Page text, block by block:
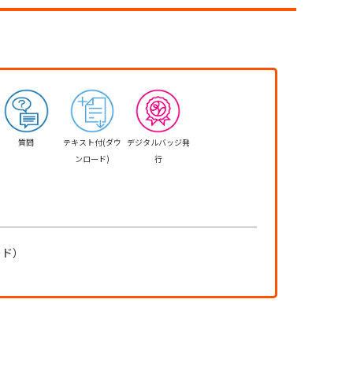
質問
テキスト付(ダウ
ンロード)
デジタルバッジ発
行
）